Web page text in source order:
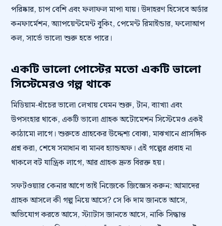
পরিষ্কার, চাপ বেশি এবং ফলাফল মাপা যায়। উদাহরণ হিসেবে অর্ডার
কনফার্মেশন, অ্যাপয়েন্টমেন্ট বুকিং, পেমেন্ট রিমাইন্ডার, ফলোআপ
কল, সার্ভে ভালো শুরু হতে পারে।
একটি ভালো পোস্টের মতো একটি ভালো
সিস্টেমেরও গল্প থাকে
মিডিয়াম-ধাঁচের ভালো লেখায় যেমন শুরু, টান, ব্যাখ্যা এবং
উপসংহার থাকে, একটি ভালো গ্রাহক অটোমেশন সিস্টেমেও একই
কাঠামো লাগে। শুরুতে গ্রাহকের উদ্দেশ্য বোঝা, মাঝখানে প্রাসঙ্গিক
প্রশ্ন করা, শেষে সমাধান বা মানব হ্যান্ডঅফ। এই গল্পের প্রবাহ না
থাকলে বট যান্ত্রিক লাগে, আর গ্রাহক দ্রুত বিরক্ত হয়।
সফটওয়্যার কেনার আগে তাই নিজেকে জিজ্ঞেস করুন: আমাদের
গ্রাহক আসলে কী গল্প নিয়ে আসে? সে কি দাম জানতে আসে,
অভিযোগ করতে আসে, স্ট্যাটাস জানতে আসে, নাকি সিদ্ধান্ত